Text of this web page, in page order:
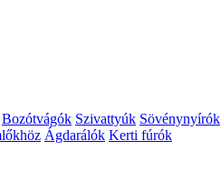
Bozótvágók Szivattyúk Sövénynyírók
Ágdarálók Kerti fúrók